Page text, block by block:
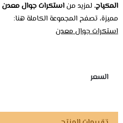
المكياج. لمزيد مناستكرات جوال معدن
مميزة، تصفح المجموعة الكاملة هنا:
استكرات جوال معدن
السعر